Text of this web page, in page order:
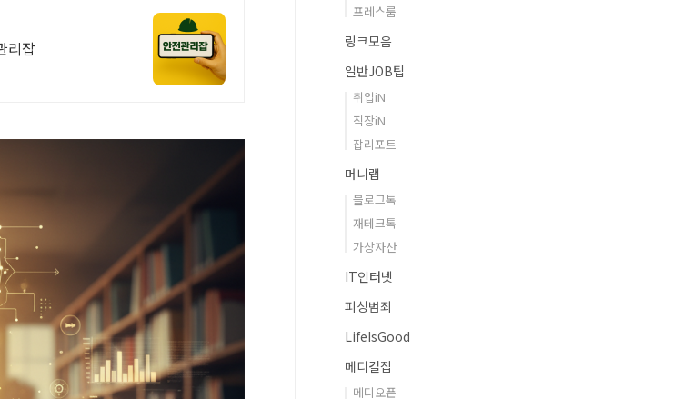
리잡
프레스룸
링크모음
일반JOB팁
취업iN
직장iN
잡리포트
머니랩
블로그톡
재테크톡
가상자산
IT인터넷
피싱범죄
LifeIsGood
메디컬잡
메디오픈